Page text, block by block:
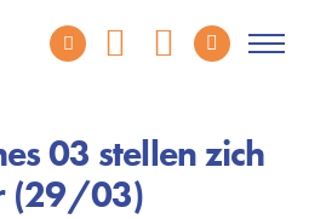
03 stellen zich
(29/03)